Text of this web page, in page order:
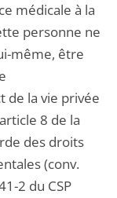
médicale à la
personne ne
même, être
de la vie privée
8 de la
des droits
(conv.
2 du CSP